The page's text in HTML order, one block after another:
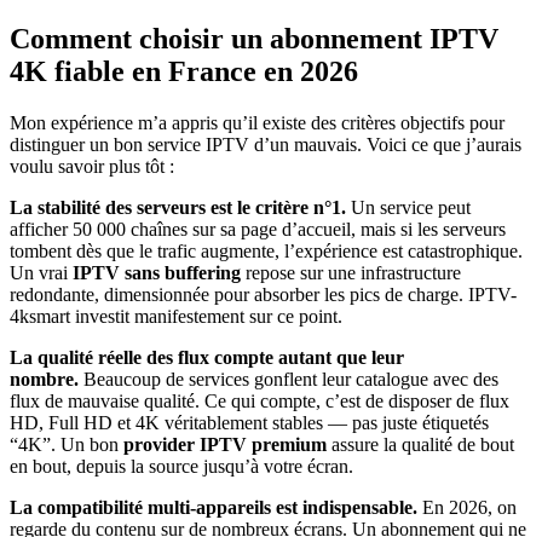
Comment choisir un abonnement IPTV
4K fiable en France en 2026
Mon expérience m’a appris qu’il existe des critères objectifs pour
distinguer un bon service IPTV d’un mauvais. Voici ce que j’aurais
voulu savoir plus tôt :
La stabilité des serveurs est le critère n°1. Un service peut
afficher 50 000 chaînes sur sa page d’accueil, mais si les serveurs
tombent dès que le trafic augmente, l’expérience est catastrophique.
Un vrai IPTV sans buffering repose sur une infrastructure
redondante, dimensionnée pour absorber les pics de charge. IPTV-
4ksmart investit manifestement sur ce point.
La qualité réelle des flux compte autant que leur
nombre. Beaucoup de services gonflent leur catalogue avec des
flux de mauvaise qualité. Ce qui compte, c’est de disposer de flux
HD, Full HD et 4K véritablement stables — pas juste étiquetés
“4K”. Un bon provider IPTV premium assure la qualité de bout
en bout, depuis la source jusqu’à votre écran.
La compatibilité multi-appareils est indispensable. En 2026, on
regarde du contenu sur de nombreux écrans. Un abonnement qui ne